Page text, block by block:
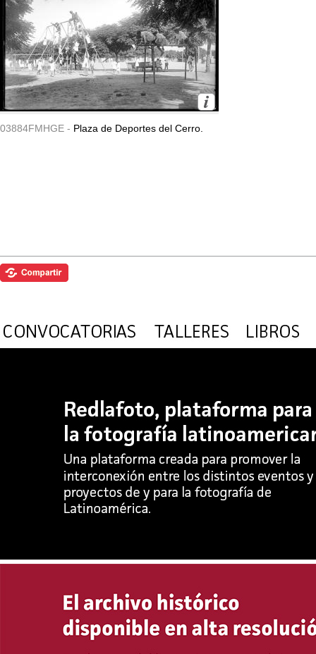
03884FMHGE - Plaza de Deportes del Cerro.